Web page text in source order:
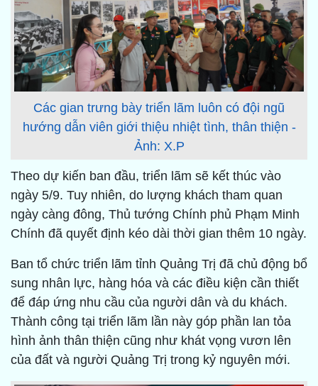
Các gian trưng bày triển lãm luôn có đội ngũ
hướng dẫn viên giới thiệu nhiệt tình, thân thiện -
Ảnh: X.P
Theo dự kiến ban đầu, triển lãm sẽ kết thúc vào
ngày 5/9. Tuy nhiên, do lượng khách tham quan
ngày càng đông, Thủ tướng Chính phủ Phạm Minh
Chính đã quyết định kéo dài thời gian thêm 10 ngày.
Ban tổ chức triển lãm tỉnh Quảng Trị đã chủ động bổ
sung nhân lực, hàng hóa và các điều kiện cần thiết
để đáp ứng nhu cầu của người dân và du khách.
Thành công tại triển lãm lần này góp phần lan tỏa
hình ảnh thân thiện cũng như khát vọng vươn lên
của đất và người Quảng Trị trong kỷ nguyên mới.